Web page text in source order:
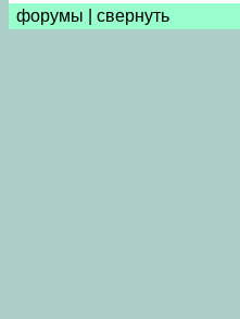
форумы свернуть